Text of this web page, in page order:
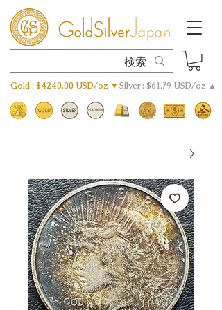
Gold : $4240.00 USD/oz ▼Silver : $61.79 USD/oz ▲